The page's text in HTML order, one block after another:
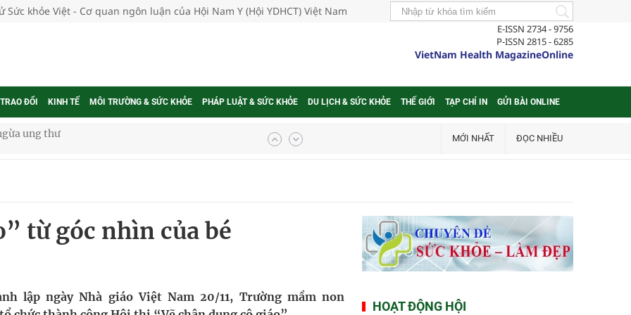
Sức khỏe Việt - Cơ quan ngôn luận của Hội Nam Y (Hội YDHCT) Việt Nam
E-ISSN 2734 - 9756
P-ISSN 2815 - 6285
VietNam Health MagazineOnline
ĐỔI KINH TẾ MÔI TRƯỜNG & SỨC KHỎE PHÁP LUẬT & SỨC KHỎE DU LỊCH & SỨC KHỎE THẾ GIỚI TẠP CHÍ IN GỬI BÀI ONLINE
Của Các Loài Nhân Sâm (Panax Spp.): Tổng
mới của Việt Nam
hai cấp trong quản lý hoạt động nha khoa,
MỚI NHẤT ĐỌC NHIỀU
từ góc nhìn của bé
lập ngày Nhà giáo Việt Nam 20/11, Trường mầm non
HOẠT ĐỘNG HỘI